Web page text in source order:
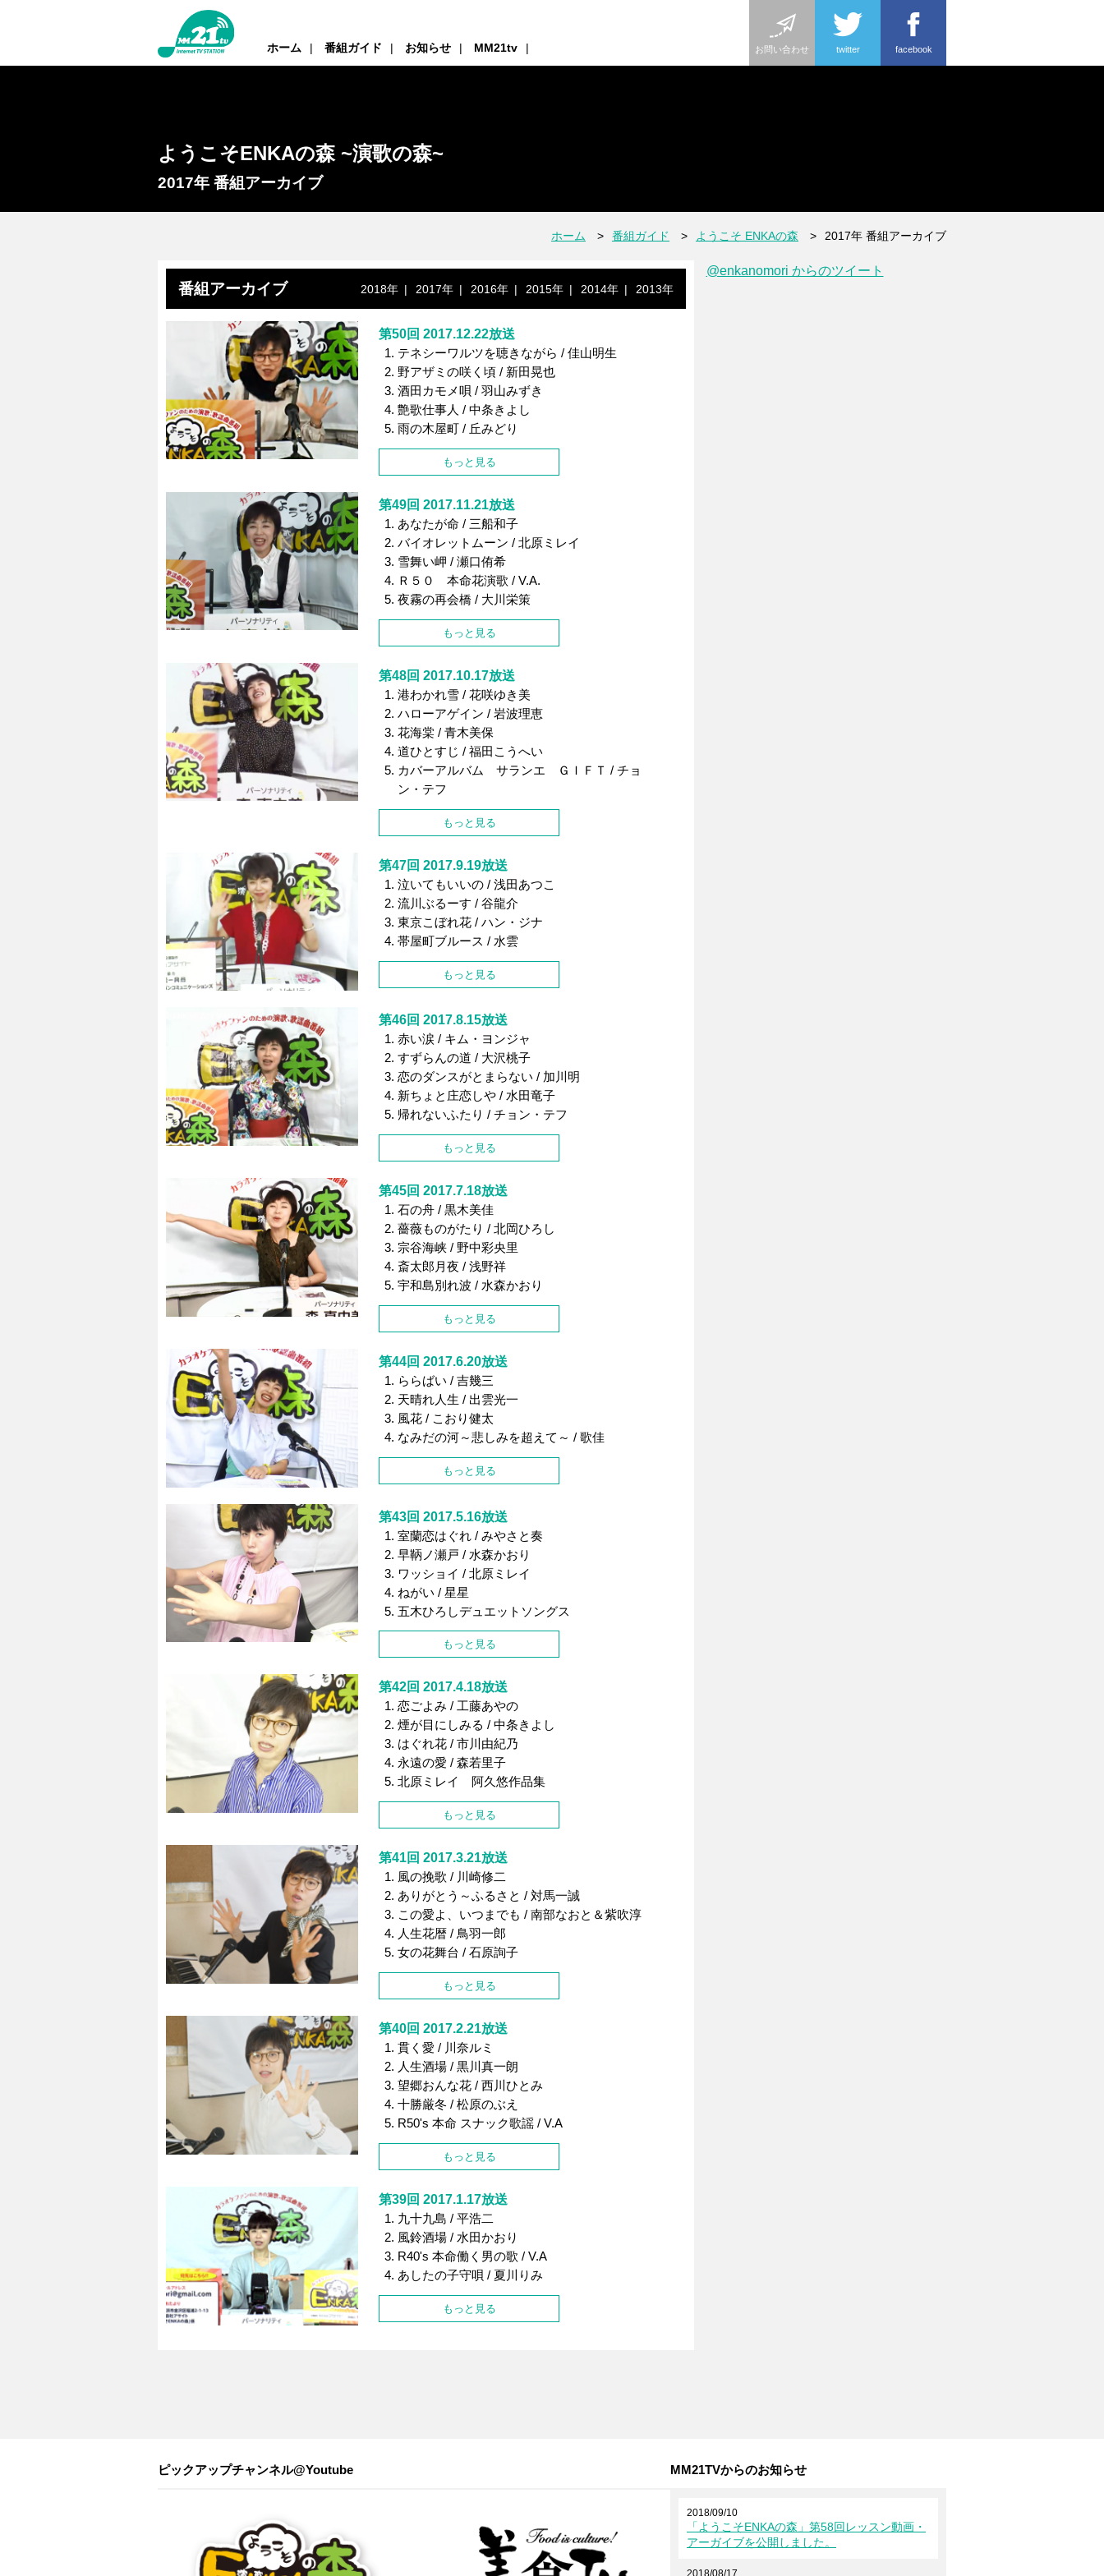
ホーム 番組ガイド お知らせ MM21tv お問い合わせ twitter facebook
ようこそENKAの森 ~演歌の森~
2017年 番組アーカイブ
ホーム 番組ガイド ようこそ ENKAの森 2017年 番組アーカイブ
番組アーカイブ 2018年 2017年 2016年 2015年 2014年 2013年
第50回 2017.12.22放送
テネシーワルツを聴きながら / 佳山明生
野アザミの咲く頃 / 新田晃也
酒田カモメ唄 / 羽山みずき
艶歌仕事人 / 中条きよし
雨の木屋町 / 丘みどり
もっと見る
第49回 2017.11.21放送
あなたが命 / 三船和子
バイオレットムーン / 北原ミレイ
雪舞い岬 / 瀬口侑希
Ｒ５０ 本命花演歌 / V.A.
夜霧の再会橋 / 大川栄策
もっと見る
第48回 2017.10.17放送
港わかれ雪 / 花咲ゆき美
ハローアゲイン / 岩波理恵
花海棠 / 青木美保
道ひとすじ / 福田こうへい
カバーアルバム サランエ ＧＩＦＴ / チョ
ン・テフ
もっと見る
第47回 2017.9.19放送
泣いてもいいの / 浅田あつこ
流川ぶるーす / 谷龍介
東京こぼれ花 / ハン・ジナ
帯屋町ブルース / 水雲
もっと見る
第46回 2017.8.15放送
赤い涙 / キム・ヨンジャ
すずらんの道 / 大沢桃子
恋のダンスがとまらない / 加川明
新ちょと庄恋しや / 水田竜子
帰れないふたり / チョン・テフ
もっと見る
第45回 2017.7.18放送
石の舟 / 黒木美佳
薔薇ものがたり / 北岡ひろし
宗谷海峡 / 野中彩央里
斎太郎月夜 / 浅野祥
宇和島別れ波 / 水森かおり
もっと見る
第44回 2017.6.20放送
ららばい / 吉幾三
天晴れ人生 / 出雲光一
風花 / こおり健太
なみだの河～悲しみを超えて～ / 歌佳
もっと見る
第43回 2017.5.16放送
室蘭恋はぐれ / みやさと奏
早鞆ノ瀬戸 / 水森かおり
ワッショイ / 北原ミレイ
ねがい / 星星
五木ひろしデュエットソングス
もっと見る
第42回 2017.4.18放送
恋ごよみ / 工藤あやの
煙が目にしみる / 中条きよし
はぐれ花 / 市川由紀乃
永遠の愛 / 森若里子
北原ミレイ 阿久悠作品集
もっと見る
第41回 2017.3.21放送
風の挽歌 / 川崎修二
ありがとう～ふるさと / 対馬一誠
この愛よ、いつまでも / 南部なおと＆紫吹淳
人生花暦 / 鳥羽一郎
女の花舞台 / 石原詢子
もっと見る
第40回 2017.2.21放送
貫く愛 / 川奈ルミ
人生酒場 / 黒川真一朗
望郷おんな花 / 西川ひとみ
十勝厳冬 / 松原のぶえ
R50's 本命 スナック歌謡 / V.A
もっと見る
第39回 2017.1.17放送
九十九島 / 平浩二
風鈴酒場 / 水田かおり
R40's 本命働く男の歌 / V.A
あしたの子守唄 / 夏川りみ
もっと見る
@enkanomori からのツイート
ピックアップチャンネル@Youtube MM21TVからのお知らせ
2018/09/10
「ようこそENKAの森」第58回レッスン動画・
アーガイブを公開しました。
2018/08/17